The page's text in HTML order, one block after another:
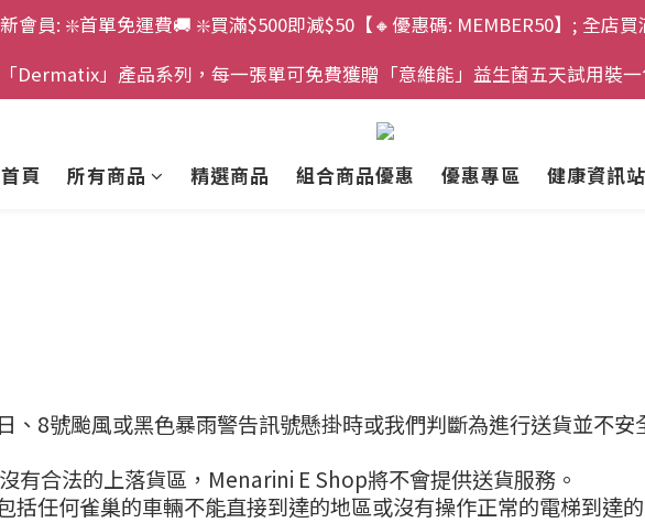
新會員: ❇️首單免運費🚚 ❇️買滿$500即減$50【🔸優惠碼: MEMBER50】; 全店買
Dermatix」產品系列，每一張單可免費獲贈「意維能」益生菌五天試用裝
首頁
所有商品 精選商品 組合商品優惠 優惠專區 健康資訊站
、8號颱風或黑色暴雨警告訊號懸掛時或我們判斷為進行送貨並不
有合法的上落貨區，Menarini E Shop將不會提供送貨服務。
括任何雀巢的車輛不能直接到達的地區或沒有操作正常的電梯到達的